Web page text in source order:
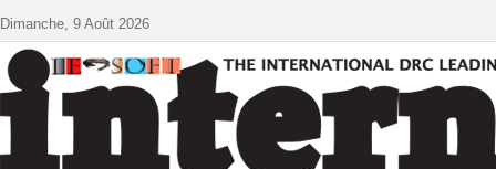
Dimanche, 9 Août 2026